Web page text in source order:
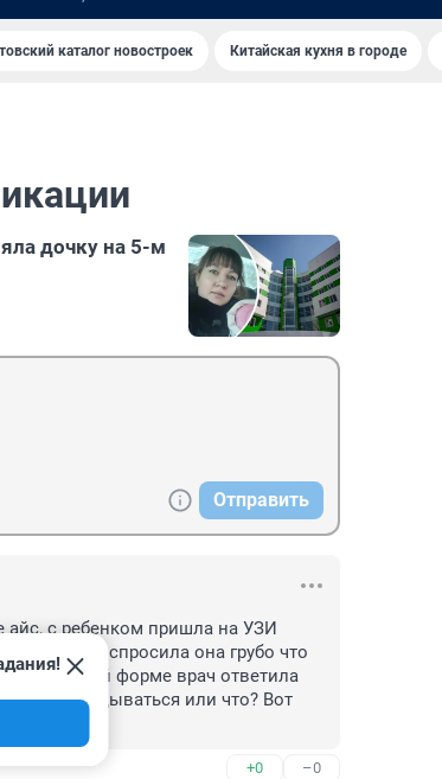
каталог новостроек Китайская кухня в городе
дочку на 5-м
Отправить
с ребенком пришла на УЗИ
врач. я раз спросила она грубо что
грубой форме врач ответила
догадываться или что? Вот
+0 –0